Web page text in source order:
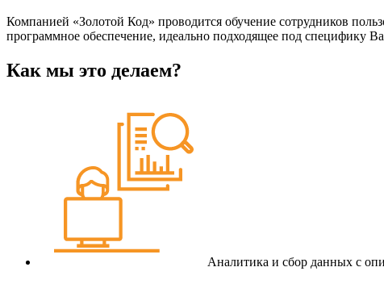
Компанией «Золотой Код» проводится обучение сотрудников
программное обеспечение, идеально подходящее под специфику
Как мы это делаем?
Аналитика и сбор данных с